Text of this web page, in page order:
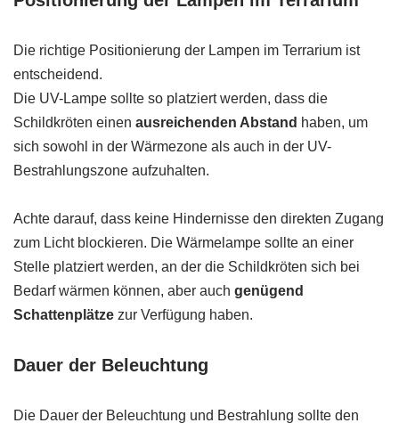
Die richtige Positionierung der Lampen im Terrarium ist
entscheidend.
Die UV-Lampe sollte so platziert werden, dass die
Schildkröten einen ausreichenden Abstand haben, um
sich sowohl in der Wärmezone als auch in der UV-
Bestrahlungszone aufzuhalten.
Achte darauf, dass keine Hindernisse den direkten Zugang
zum Licht blockieren. Die Wärmelampe sollte an einer
Stelle platziert werden, an der die Schildkröten sich bei
Bedarf wärmen können, aber auch genügend
Schattenplätze zur Verfügung haben.
Dauer der Beleuchtung
Die Dauer der Beleuchtung und Bestrahlung sollte den